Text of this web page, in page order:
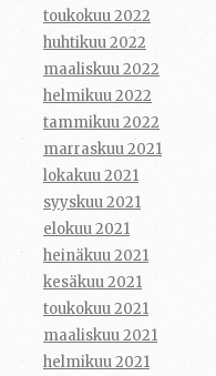
toukokuu 2022
huhtikuu 2022
maaliskuu 2022
helmikuu 2022
tammikuu 2022
marraskuu 2021
lokakuu 2021
syyskuu 2021
elokuu 2021
heinäkuu 2021
kesäkuu 2021
toukokuu 2021
maaliskuu 2021
helmikuu 2021